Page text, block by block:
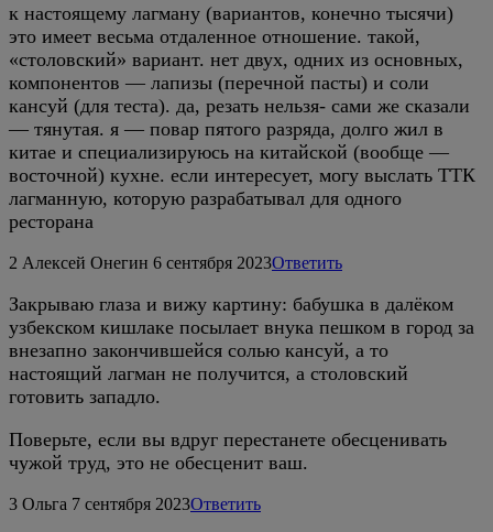
к настоящему лагману (вариантов, конечно тысячи)
это имеет весьма отдаленное отношение. такой,
«столовский» вариант. нет двух, одних из основных,
компонентов — лапизы (перечной пасты) и соли
кансуй (для теста). да, резать нельзя- сами же сказали
— тянутая. я — повар пятого разряда, долго жил в
китае и специализируюсь на китайской (вообще —
восточной) кухне. если интересует, могу выслать ТТК
лагманную, которую разрабатывал для одного
ресторана
2 Алексей Онегин 6 сентября 2023Ответить
Закрываю глаза и вижу картину: бабушка в далёком
узбекском кишлаке посылает внука пешком в город за
внезапно закончившейся солью кансуй, а то
настоящий лагман не получится, а столовский
готовить западло.
Поверьте, если вы вдруг перестанете обесценивать
чужой труд, это не обесценит ваш.
3 Ольга 7 сентября 2023Ответить